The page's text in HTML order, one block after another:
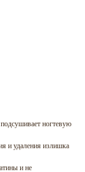
ногтевую
и удаления излишка
и не